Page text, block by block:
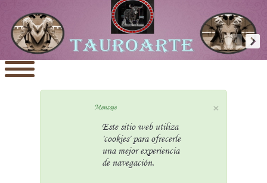
×
Mensaje
Este sitio web utiliza
'cookies' para ofrecerle
una mejor experiencia
de navegación.